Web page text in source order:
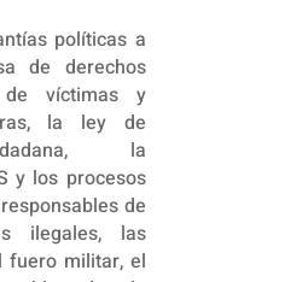
políticas a
de derechos
víctimas y
la ley de
la
y los procesos
de
ilegales, las
fuero militar, el